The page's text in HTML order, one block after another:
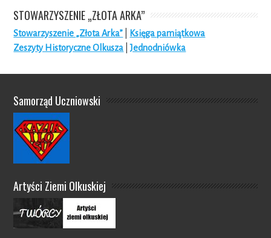
STOWARZYSZENIE „ZŁOTA ARKA”
Stowarzyszenie „Złota Arka”
Księga pamiątkowa
Zeszyty Historyczne Olkusza |Jednodniówka
Samorząd Uczniowski
Artyści Ziemi Olkuskiej